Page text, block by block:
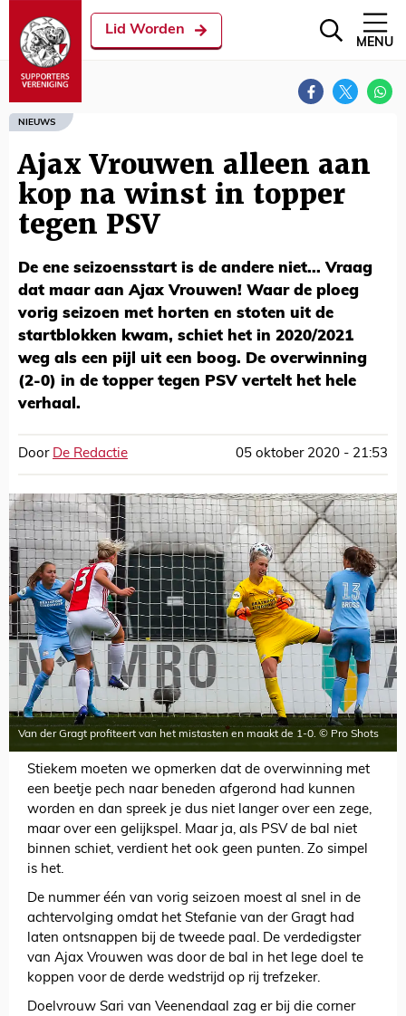
Lid Worden
MENU
NIEUWS
Ajax Vrouwen alleen aan
kop na winst in topper
tegen PSV
De ene seizoensstart is de andere niet... Vraag
dat maar aan Ajax Vrouwen! Waar de ploeg
vorig seizoen met horten en stoten uit de
startblokken kwam, schiet het in 2020/2021
weg als een pijl uit een boog. De overwinning
(2-0) in de topper tegen PSV vertelt het hele
verhaal.
Door De Redactie 05 oktober 2020 - 21:53
Van der Gragt profiteert van het mistasten en maakt de 1-0. © Pro Shots
Stiekem moeten we opmerken dat de overwinning met
een beetje pech naar beneden afgerond had kunnen
worden en dan spreek je dus niet langer over een zege,
maar over een gelijkspel. Maar ja, als PSV de bal niet
binnen schiet, verdient het ook geen punten. Zo simpel
is het.
De nummer één van vorig seizoen moest al snel in de
achtervolging omdat het Stefanie van der Gragt had
laten ontsnappen bij de tweede paal. De verdedigster
van Ajax Vrouwen was door de bal in het lege doel te
koppen voor de derde wedstrijd op rij trefzeker.
Doelvrouw Sari van Veenendaal zag er bij die corner